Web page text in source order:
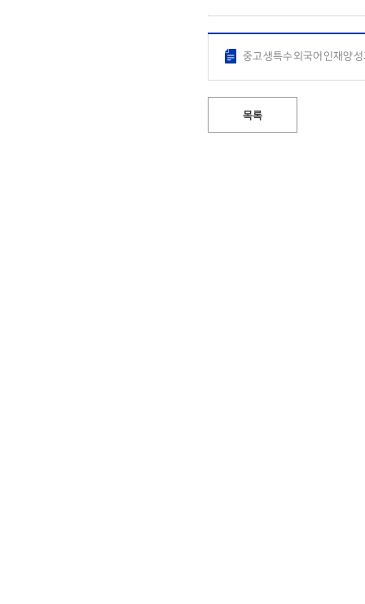
중고생특수외국어인재양
목록